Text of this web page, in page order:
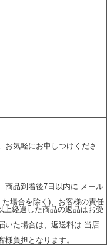
お気軽にお申しつけくださ
品到着後7日以内に メール
場合を除く)、お客様の責任
上経過した商品の返品はお受
いた場合は、返送料は 当店
負担となります。